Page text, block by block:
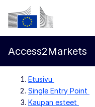
Siirry pääsisältöön
Euroopan komissio
Access2Markets
Etusivu
Single Entry Point
Kaupan esteet